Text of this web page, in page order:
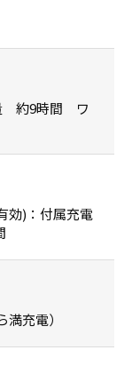
約9時間 ワ
効)：付属充電
充電）